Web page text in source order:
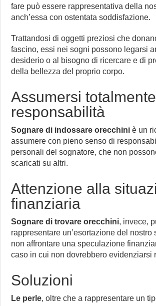
fare può essere rappresentativa della
anch’essa con ostentata soddisfazione.
Trattandosi di oggetti preziosi che
fascino, essi nei sogni possono legarsi
desiderio o al bisogno di ricercare e di
della bellezza del proprio corpo.
Assumersi
responsabilità
Sognare di indossare orecchini è un
assumere con pieno senso di
personali del sognatore, che non
scaricati su altri.
Attenzione alla
finanziaria
Sognare di trovare orecchini, invece,
rappresentare un’esortazione del nostro
non affrontare una speculazione
caso in cui non dovrebbero evidenziarsi
Soluzioni
Le perle, oltre che a rappresentare un